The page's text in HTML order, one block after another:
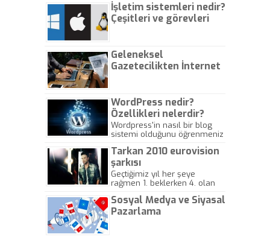
İşletim sistemleri nedir?
Çeşitleri ve görevleri
Geleneksel
Gazetecilikten İnternet
WordPress nedir?
Özellikleri nelerdir?
Wordpress'in nasıl bir blog
sistemi olduğunu öğrenmeniz
Tarkan 2010 eurovision
şarkısı
Geçtiğimiz yıl her şeye
rağmen 1. beklerken 4. olan
gösterisinin bu yarışmada
önemli olmadığını anlamıştır.
Sosyal Medya ve Siyasal
Pazarlama